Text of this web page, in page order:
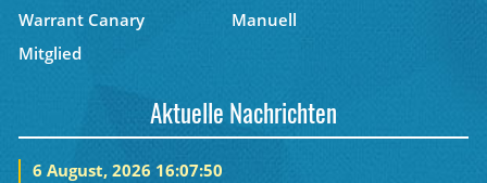
Warrant Canary
Manuell
Mitglied
Aktuelle Nachrichten
6 August, 2026 16:07:50